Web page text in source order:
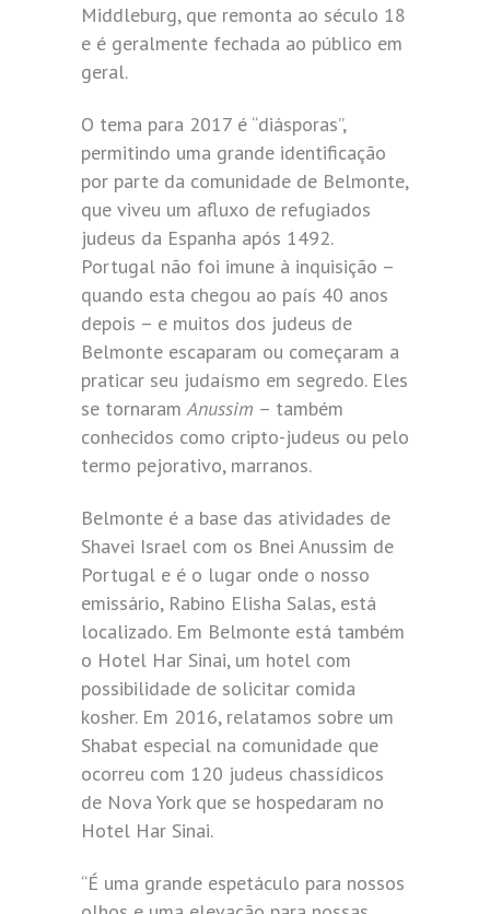
Middleburg, que remonta ao século 18
e é geralmente fechada ao público em
geral.
O tema para 2017 é “diásporas”,
permitindo uma grande identificação
por parte da comunidade de Belmonte,
que viveu um afluxo de refugiados
judeus da Espanha após 1492.
Portugal não foi imune à inquisição –
quando esta chegou ao país 40 anos
depois – e muitos dos judeus de
Belmonte escaparam ou começaram a
praticar seu judaísmo em segredo. Eles
se tornaramAnussim – também
conhecidos como cripto-judeus ou pelo
termo pejorativo, marranos.
Belmonte é a base das atividades de
Shavei Israel com os Bnei Anussim de
Portugal e é o lugar onde o nosso
emissário, Rabino Elisha Salas, está
localizado. Em Belmonte está também
o Hotel Har Sinai, um hotel com
possibilidade de solicitar comida
kosher. Em 2016, relatamos sobre um
Shabat especial na comunidade que
ocorreu com 120 judeus chassídicos
de Nova York que se hospedaram no
Hotel Har Sinai.
“É uma grande espetáculo para nossos